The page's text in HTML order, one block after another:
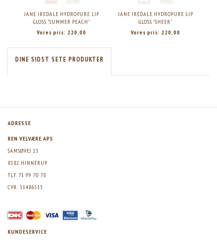
JANE IREDALE HYDROPURE LIP
GLOSS "SUMMER PEACH"
Vores pris: 220,00
JANE IREDALE HYDROPURE LIP
GLOSS "SHEER"
Vores pris: 220,00
DINE SIDST SETE PRODUKTER
ADRESSE
REN VELVÆRE APS
SAMSØVEJ 13
8382 HINNERUP
TLF. 71 99 70 78
CVR: 31486513
KUNDESERVICE